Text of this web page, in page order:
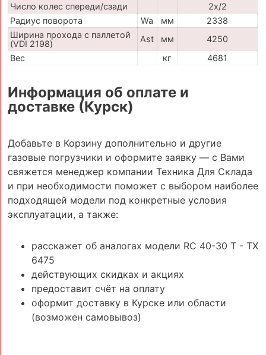
Число колес спереди/сзади
2x/2
Радиус поворота
Wa мм
2338
Ширина прохода с паллетой
(VDI 2198)
Ast мм
4250
Вес
кг 4681
Информация об оплате и
доставке (Курск)
Добавьте в Корзину дополнительно и другие
газовые погрузчики и оформите заявку — с Вами
свяжется менеджер компании Техника Для Склада
и при необходимости поможет с выбором наиболее
подходящей модели под конкретные условия
эксплуатации, а также:
расскажет об аналогах модели RC 40-30 T - TX
6475
действующих скидках и акциях
предоставит счёт на оплату
оформит доставку в Курске или области
(возможен самовывоз)